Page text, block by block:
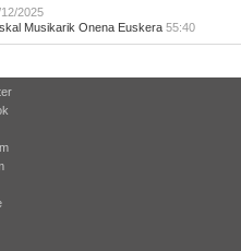
2025
Musikarik Onena Euskera 55:40